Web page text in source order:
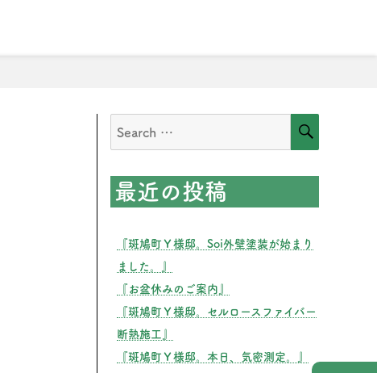
上棟式』”
Search
for:
最近の投稿
『斑鳩町Ｙ様邸。Soi外壁塗装が始まり
ました。』
『お盆休みのご案内』
『斑鳩町Ｙ様邸。セルロースファイバー
断熱施工』
『斑鳩町Ｙ様邸。本日、気密測定。』